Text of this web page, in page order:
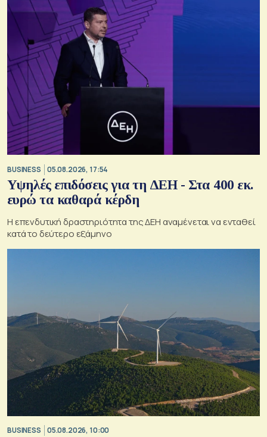
BUSINESS 05.08.2026, 17:54
Υψηλές επιδόσεις για τη ΔΕΗ - Στα 400 εκ.
ευρώ τα καθαρά κέρδη
Η επενδυτική δραστηριότητα της ΔΕΗ αναμένεται να ενταθεί
κατά το δεύτερο εξάμηνο
BUSINESS 05.08.2026, 10:00